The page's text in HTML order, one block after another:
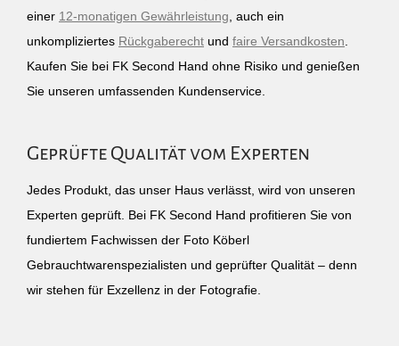
einer 12-monatigen Gewährleistung , auch ein
unkompliziertes Rückgaberecht und faire Versandkosten
Kaufen Sie bei FK Second Hand ohne Risiko und genießen
Sie unseren umfassenden Kundenservice.
Geprüfte Qualität vom Experten
Jedes Produkt, das unser Haus verlässt, wird von unseren
Experten geprüft. Bei FK Second Hand profitieren Sie von
fundiertem Fachwissen der Foto Köberl
Gebrauchtwarenspezialisten und geprüfter Qualität – denn
wir stehen für Exzellenz in der Fotografie.